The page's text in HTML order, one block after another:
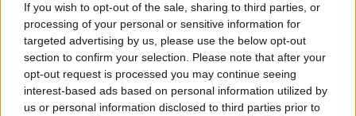
If you wish to opt-out of the sale, sharing to third parties, or
processing of your personal or sensitive information for
targeted advertising by us, please use the below opt-out
section to confirm your selection. Please note that after your
opt-out request is processed you may continue seeing
interest-based ads based on personal information utilized by
us or personal information disclosed to third parties prior to
σκοτάδι στο φως. Το επακόλουθο μπορεί να
είναι ξηροφθαλμία αλλά και πονοκέφαλος, ο
οποίος μπορεί να επιμείνει για πολλές ώρες.
Τι να κάνετε